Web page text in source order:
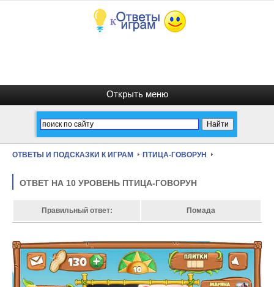
ОТВЕТЫ И ПОДСКАЗКИ К ИГРАМ ПТИЦА-ГОВОРУН
ОТВЕТ НА 10 УРОВЕНЬ ПТИЦА-ГОВОРУН
Правильный ответ: Помада